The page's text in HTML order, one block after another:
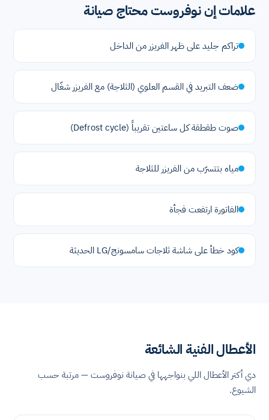
علامات إن نوفروست محتاج صيانة
تراكم جليد على ظهر الفريزر من الداخل
ضعف التبريد في القسم العلوي (الثلاجة) مع الفريزر شغّال
صوت طقطقة كل ساعتين تقريباً (Defrost cycle)
مياه بتتسرّب من الفريزر للثلاجة
الفاتورة ارتفعت فجأة
كود خطأ على شاشة ثلاجات سامسونج/LG الحديثة
الأعطال الفنية الشائعة
دي أكتر الأعطال اللي بنواجهها في صيانة نوفروست — مرتبة حسب
الشيوع.